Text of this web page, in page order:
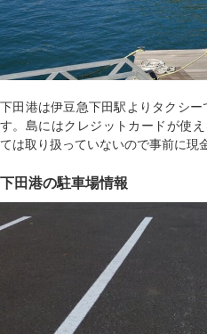
下田港は伊豆急下田駅よりタクシ
す。島にはクレジットカードが使
ては取り扱っていないので事前に現
下田港の駐車場情報